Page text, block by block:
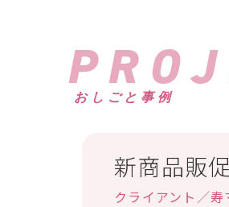
おしごと事例
新商品販
クライアント／